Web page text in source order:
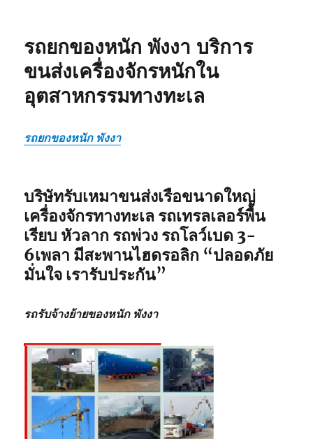
รถยกของหนัก พังงา บริการ
ขนส่งเครื่องจักรหนักใน
อุตสาหกรรมทางทะเล
รถยกของหนัก พังงา
บริษัทรับเหมาขนส่งเรือขนาดใหญ่
เครื่องจักรทางทะเล รถเทรลเลอร์พื้น
เรียบ หัวลาก รถพ่วง รถโลว์เบด 3-
6เพลา มีสะพานไฮดรอลิก “ปลอดภัย
มั่นใจ เรารับประกัน”
รถรับจ้างย้ายของหนัก พังงา